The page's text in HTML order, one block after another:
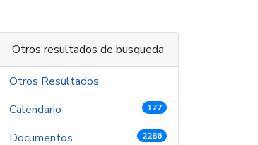
Otros resultados de busqueda
Otros Resultados
Calendario
177
Documentos 2286